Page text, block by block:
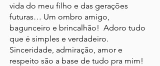
vida do meu filho e das gerações
futuras… Um ombro amigo,
bagunceiro e brincalhão! Adoro tudo
que é simples e verdadeiro.
Sinceridade, admiração, amor e
respeito são a base de tudo pra mim!